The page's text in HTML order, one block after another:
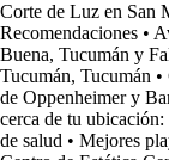
Corte de Luz en San
Recomendaciones •
Buena, Tucumán y
Tucumán, Tucumán •
de Oppenheimer y
cerca de tu
de salud • Mejores